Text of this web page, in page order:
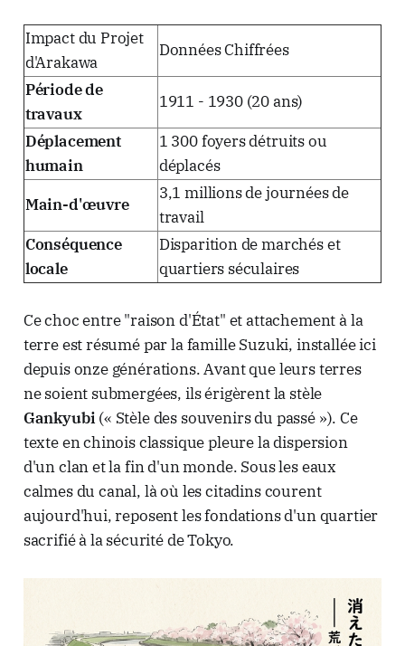
Impact du Projet
d'Arakawa
Données Chiffrées
Période de
travaux
1911 - 1930 (20 ans)
Déplacement
humain
1 300 foyers détruits ou
déplacés
Main-d'œuvre
3,1 millions de journées de
travail
Conséquence
locale
Disparition de marchés et
quartiers séculaires
Ce choc entre "raison d'État" et attachement à la
terre est résumé par la famille Suzuki, installée ici
depuis onze générations. Avant que leurs terres
ne soient submergées, ils érigèrent la stèle
Gankyubi (« Stèle des souvenirs du passé »). Ce
texte en chinois classique pleure la dispersion
d'un clan et la fin d'un monde. Sous les eaux
calmes du canal, là où les citadins courent
aujourd'hui, reposent les fondations d'un quartier
sacrifié à la sécurité de Tokyo.